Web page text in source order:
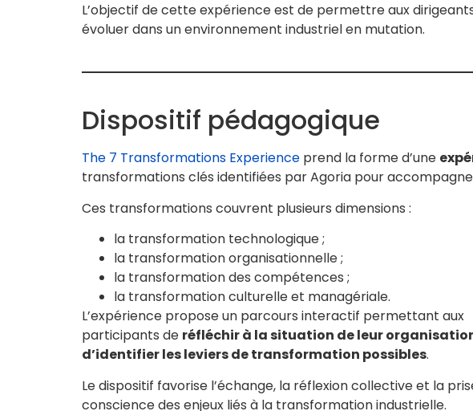
L’objectif de cette expérience est de permettre aux
évoluer dans un environnement industriel en mutation.
Dispositif pédagogique
The 7 Transformations Experience prend la forme d’une
transformations clés identifiées par Agoria pour
Ces transformations couvrent plusieurs dimensions :
la transformation technologique ;
la transformation organisationnelle ;
la transformation des compétences ;
la transformation culturelle et managériale.
L’expérience propose un parcours interactif permettant aux
participants de réfléchir à la situation de leur
d’identifier les leviers de transformation possibles.
Le dispositif favorise l’échange, la réflexion collective et la
conscience des enjeux liés à la transformation industrielle.